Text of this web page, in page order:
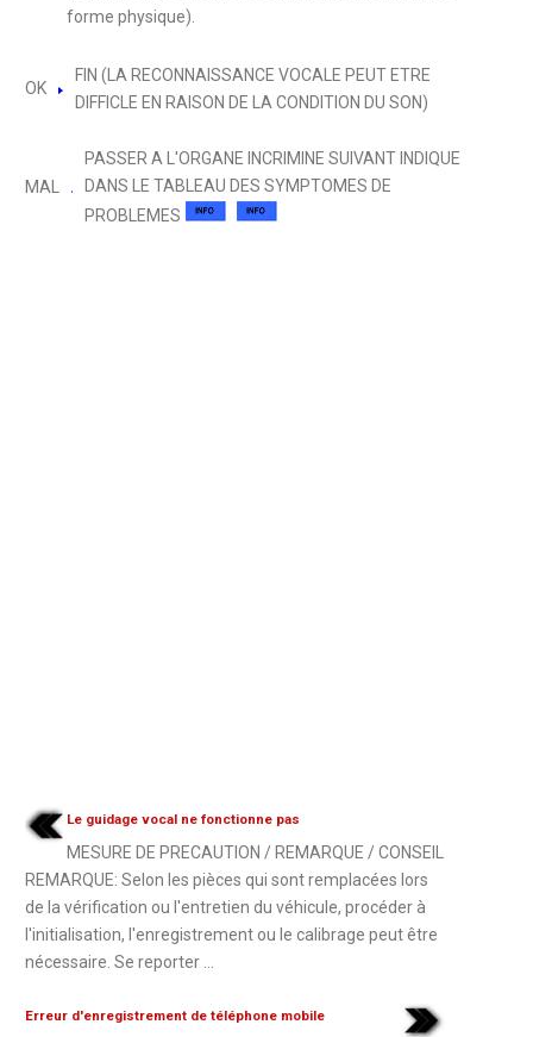
forme physique).
OK
FIN (LA RECONNAISSANCE VOCALE PEUT ETRE
DIFFICLE EN RAISON DE LA CONDITION DU SON)
MAL
PASSER A L'ORGANE INCRIMINE SUIVANT INDIQUE
DANS LE TABLEAU DES SYMPTOMES DE
PROBLEMES
Le guidage vocal ne fonctionne pas
MESURE DE PRECAUTION / REMARQUE / CONSEIL
REMARQUE: Selon les pièces qui sont remplacées lors
de la vérification ou l'entretien du véhicule, procéder à
l'initialisation, l'enregistrement ou le calibrage peut être
nécessaire. Se reporter ...
Erreur d'enregistrement de téléphone mobile